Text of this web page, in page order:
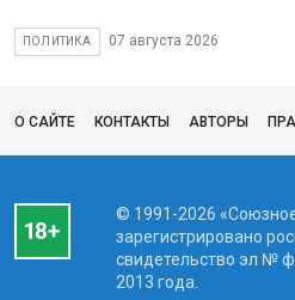
ПОЛИТИКА 07 августа 2026
О САЙТЕ КОНТАКТЫ АВТОРЫ
© 1991-2026
зарегистрировано
свидетельство эл №
2013 года.